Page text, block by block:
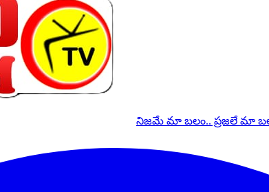
నిజమే మా బలం.. ప్రజలే మా